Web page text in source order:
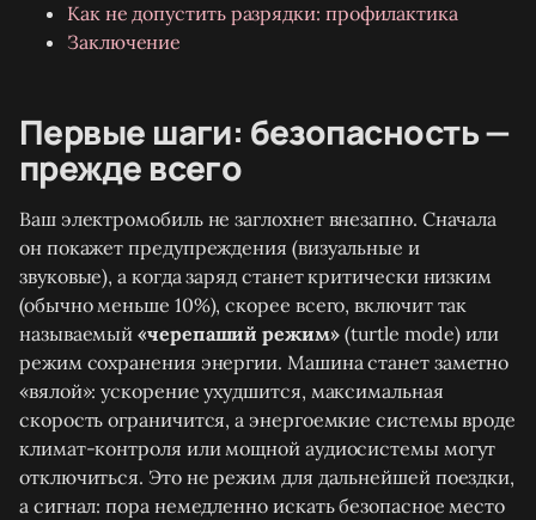
Как не допустить разрядки: профилактика
Заключение
Первые шаги: безопасность —
прежде всего
Ваш электромобиль не заглохнет внезапно. Сначала
он покажет предупреждения (визуальные и
звуковые), а когда заряд станет критически низким
(обычно меньше 10%), скорее всего, включит так
называемый«черепаший режим»(turtle mode) или
режим сохранения энергии. Машина станет заметно
«вялой»: ускорение ухудшится, максимальная
скорость ограничится, а энергоемкие системы вроде
климат-контроля или мощной аудиосистемы могут
отключиться. Это не режим для дальнейшей поездки,
а сигнал: пора немедленно искать безопасное место